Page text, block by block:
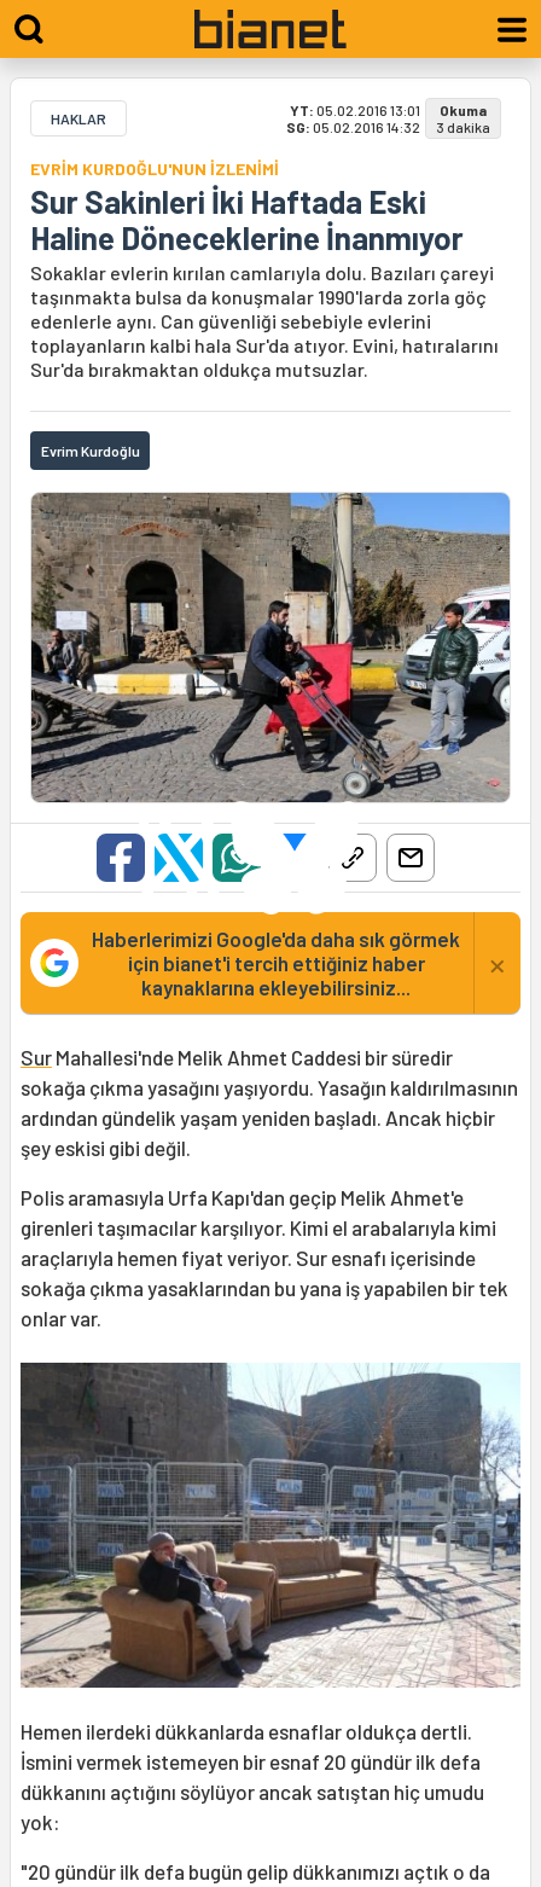
HAKLAR YT: 05.02.2016 13:01
SG: 05.02.2016 14:32
Okuma
3 dakika
EVRİM KURDOĞLU'NUN İZLENİMİ
Sur Sakinleri İki Haftada Eski
Haline Döneceklerine İnanmıyor
Sokaklar evlerin kırılan camlarıyla dolu. Bazıları çareyi
taşınmakta bulsa da konuşmalar 1990'larda zorla göç
edenlerle aynı. Can güvenliği sebebiyle evlerini
toplayanların kalbi hala Sur'da atıyor. Evini, hatıralarını
Sur'da bırakmaktan oldukça mutsuzlar.
Evrim Kurdoğlu
Haberlerimizi Google'da daha sık görmek
için bianet'i tercih ettiğiniz haber
kaynaklarına ekleyebilirsiniz...
×
Sur Mahallesi'nde Melik Ahmet Caddesi bir süredir
sokağa çıkma yasağını yaşıyordu. Yasağın kaldırılmasının
ardından gündelik yaşam yeniden başladı. Ancak hiçbir
şey eskisi gibi değil.
Polis aramasıyla Urfa Kapı'dan geçip Melik Ahmet'e
girenleri taşımacılar karşılıyor. Kimi el arabalarıyla kimi
araçlarıyla hemen fiyat veriyor. Sur esnafı içerisinde
sokağa çıkma yasaklarından bu yana iş yapabilen bir tek
onlar var.
Hemen ilerdeki dükkanlarda esnaflar oldukça dertli.
İsmini vermek istemeyen bir esnaf 20 gündür ilk defa
dükkanını açtığını söylüyor ancak satıştan hiç umudu
yok:
"20 gündür ilk defa bugün gelip dükkanımızı açtık o da